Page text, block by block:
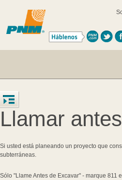
Llamar
Si usted está planeando un proyecto que
subterráneas.
Sólo "Llame Antes de Excavar" - marque 811